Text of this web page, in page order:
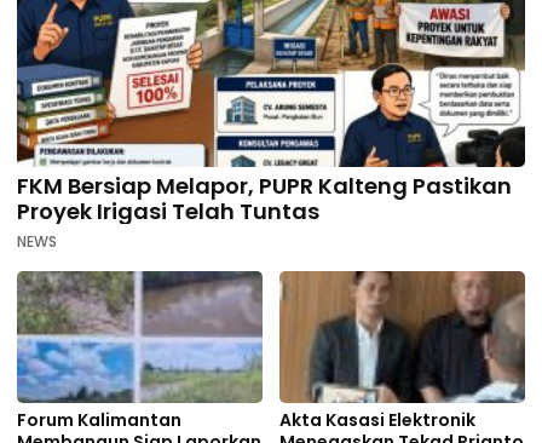
FKM Bersiap Melapor, PUPR Kalteng Pastikan
Proyek Irigasi Telah Tuntas
NEWS
Forum Kalimantan
Akta Kasasi Elektronik